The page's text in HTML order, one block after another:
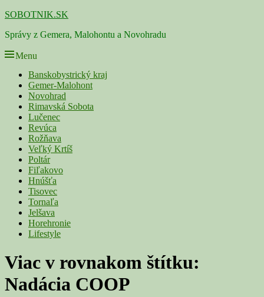
Skip
content
SOBOTNIK.SK
Správy z Gemera, Malohontu a Novohradu
Menu
Primárne
menu
Banskobystrický kraj
Gemer-Malohont
Novohrad
Rimavská Sobota
Lučenec
Revúca
Rožňava
Veľký Krtíš
Poltár
Fiľakovo
Hnúšťa
Tisovec
Tornaľa
Jelšava
Horehronie
Lifestyle
Viac v rovnakom štítku:
Nadácia COOP